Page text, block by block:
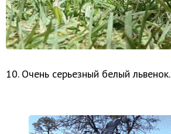
10. Очень серьезный белый львенок.